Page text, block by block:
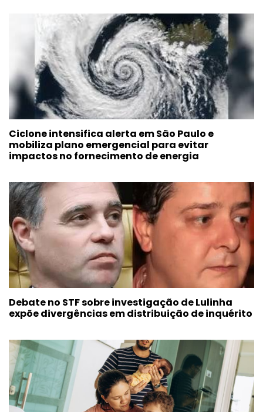
Ciclone intensifica alerta em São Paulo e
mobiliza plano emergencial para evitar
impactos no fornecimento de energia
Debate no STF sobre investigação de Lulinha
expõe divergências em distribuição de inquérito